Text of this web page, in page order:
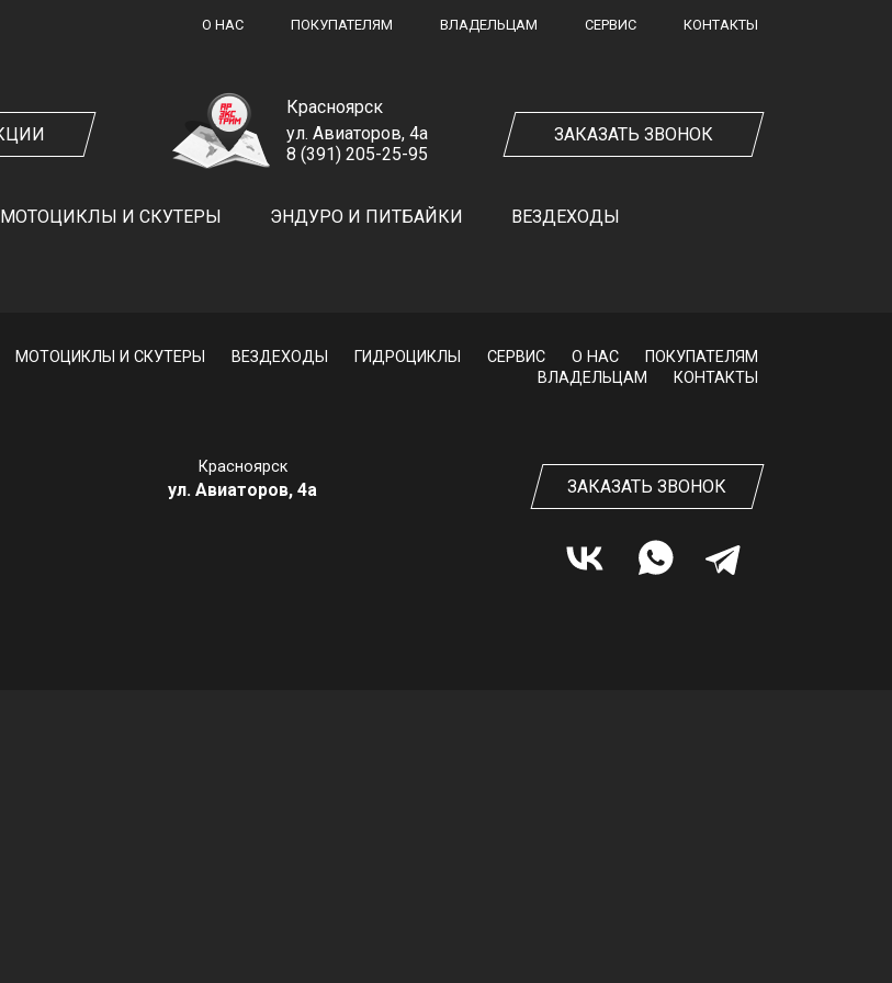
Красноярск
ул. Авиаторов, 4а
8 (391) 205-25-95
ЗАКАЗАТЬ ЗВОНОК
О НАС ПОКУПАТЕЛЯМ ВЛАДЕЛЬЦАМ СЕРВИС КОНТАКТЫ
МОТОЦИКЛЫ И СКУТЕРЫ ЭНДУРО И ПИТБАЙКИ ВЕЗДЕХОДЫ
ЗАКАЗ ОБРАТНОГО ЗВОНКА
МОТОЦИКЛЫ И СКУТЕРЫ ВЕЗДЕХОДЫ ГИДРОЦИКЛЫ СЕРВИС О НАС
ПОКУПАТЕЛЯМ
ВЛАДЕЛЬЦАМ
КОНТАКТЫ
Красноярск
ул. Авиаторов, 4а ЗАКАЗАТЬ ЗВОНОК